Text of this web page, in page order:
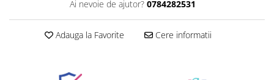
Ai nevoie de ajutor? 0784282531
Adauga la Favorite Cere informatii